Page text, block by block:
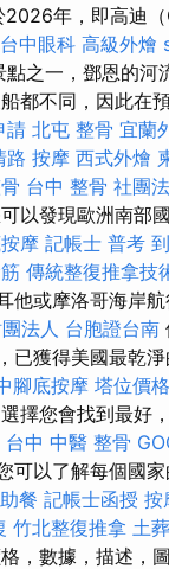
2026年，即高迪
台中眼科 高級外燴
之一，鄧恩的河
都不同，因此在
請 北屯 整骨 宜蘭
路 按摩 西式外燴
台中 整骨 社團
以發現歐洲南部
摩 記帳士 普考
傳統整復推拿技
他或摩洛哥海岸航
法人 台胞證台南
已獲得美國最乾淨
腳底按摩 塔位價格
擇您會找到最好
台中 中醫 整骨
可以了解每個國
餐 記帳士函授 按
竹北整復推拿 土
，數據，描述，